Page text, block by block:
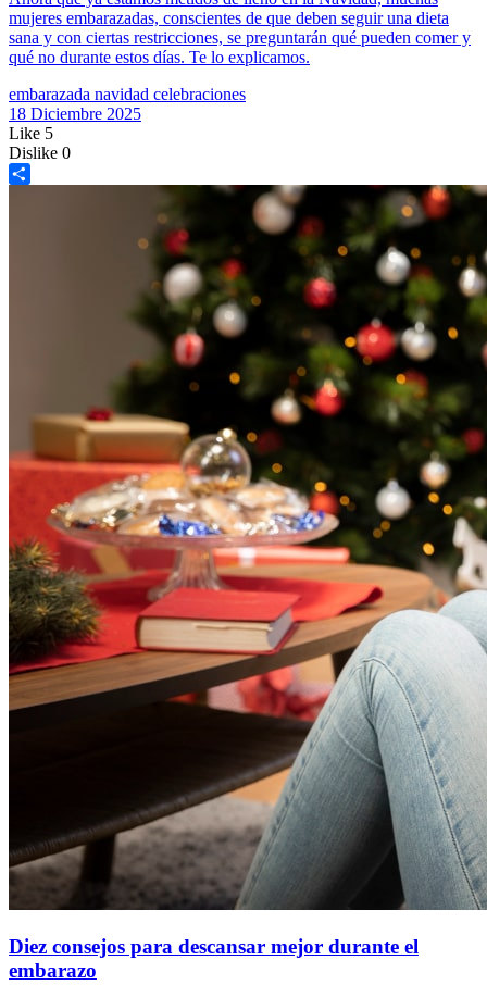
mujeres embarazadas, conscientes de que deben seguir una dieta
sana y con ciertas restricciones, se preguntarán qué pueden comer y
qué no durante estos días. Te lo explicamos.
embarazada navidad celebraciones
18 Diciembre 2025
Like 5
Dislike 0
Diez consejos para descansar mejor durante el
embarazo